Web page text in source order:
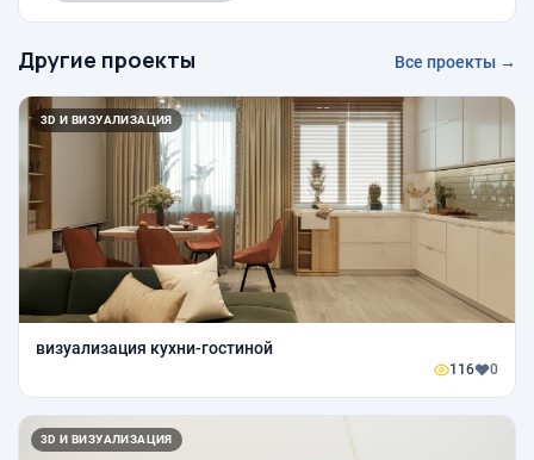
Другие проекты Все проекты →
3D И ВИЗУАЛИЗАЦИЯ
визуализация кухни-гостиной
116 0
3D И ВИЗУАЛИЗАЦИЯ